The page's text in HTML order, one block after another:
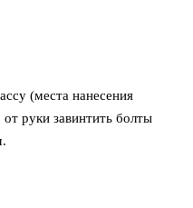
(места нанесения
руки завинтить болты